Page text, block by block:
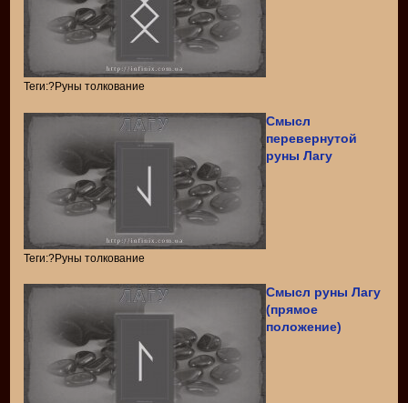
Теги:?Руны толкование
Смысл
перевернутой
руны Лагу
Теги:?Руны толкование
Смысл руны Лагу
(прямое
положение)